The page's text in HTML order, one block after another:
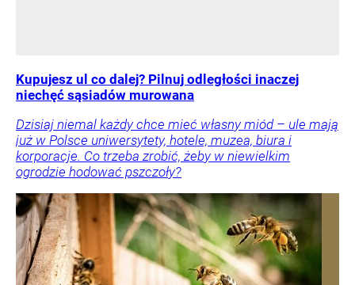
Kupujesz ul co dalej? Pilnuj odległości inaczej
niechęć sąsiadów murowana
Dzisiaj niemal każdy chce mieć własny miód – ule mają
już w Polsce uniwersytety, hotele, muzea, biura i
korporacje. Co trzeba zrobić, żeby w niewielkim
ogrodzie hodować pszczoły?